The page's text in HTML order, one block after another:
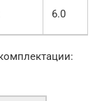
6.0